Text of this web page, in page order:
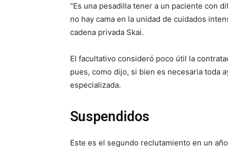
“Es una pesadilla tener a un paciente con
no hay cama en la unidad de cuidados
cadena privada Skai.
El facultativo consideró poco útil la
pues, como dijo, si bien es necesaria toda
especializada.
Suspendidos
Este es el segundo reclutamiento en un